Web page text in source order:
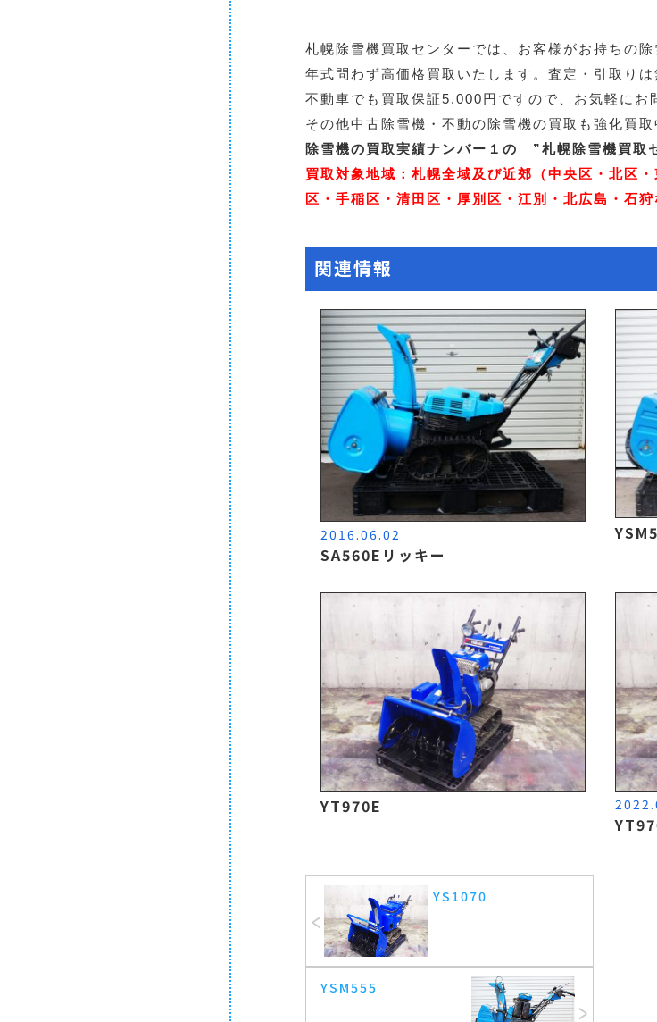
札幌除雪機買取センターでは、お客様がお持ちの
年式問わず高価格買取いたします。査定・引取りは
不動車でも買取保証5,000円ですので、お気軽にお
その他中古除雪機・不動の除雪機の買取も強化買取
除雪機の買取実績ナンバー１の ”札幌除雪機買取
買取対象地域：札幌全域及び近郊（中央区・北区
区・手稲区・清田区・厚別区・江別・北広島・石狩
関連情報
2016.06.02
SA560Eリッキー
YT970E
YS1070
YSM555